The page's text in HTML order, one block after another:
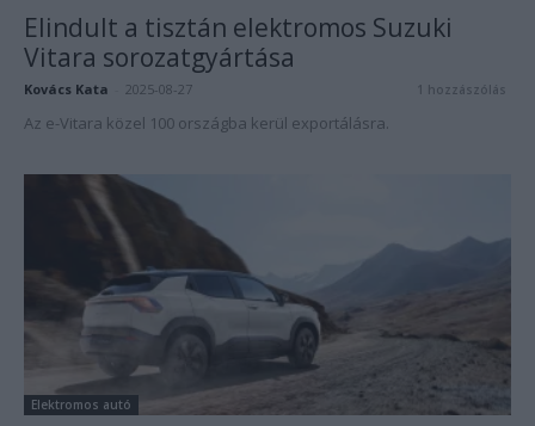
Elindult a tisztán elektromos Suzuki
Vitara sorozatgyártása
Kovács Kata 2025-08-27 1 hozzászólás
Az e-Vitara közel 100 országba kerül exportálásra.
Elektromos autó